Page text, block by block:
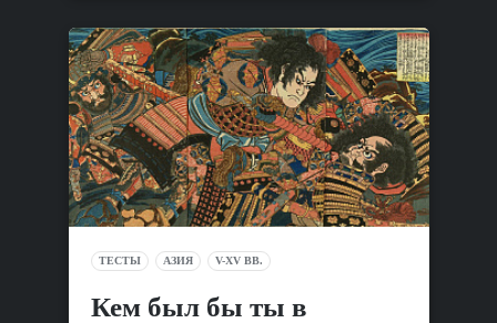
ТЕСТЫ АЗИЯ V-XV ВВ.
Кем был бы ты в